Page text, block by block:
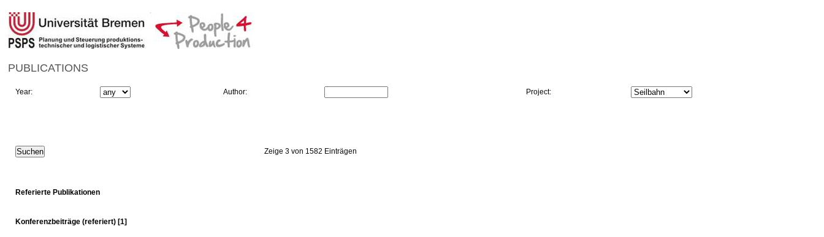
PUBLICATIONS
Year: Author: Project:
Zeige 3 von 1582 Einträgen
Referierte Publikationen
Konferenzbeiträge (referiert) [1]